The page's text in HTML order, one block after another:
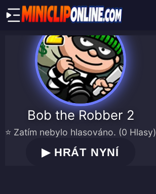
Bob the Robber 2
⭐ Zatím nebylo hlasováno. (0 Hlasy)
▶HRÁT NYNÍ